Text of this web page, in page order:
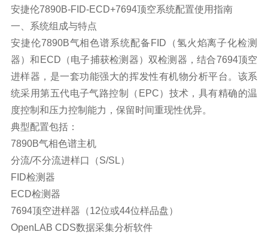
安捷伦7890B-FID-ECD+7694顶空系统配置使用指南
一、系统组成与特点
安捷伦7890B气相色谱系统配备FID（氢火焰离子化检测
器）和ECD（电子捕获检测器）双检测器，结合7694顶空
进样器，是一套功能强大的挥发性有机物分析平台。该系
统采用第五代电子气路控制（EPC）技术，具有精确的温
度控制和压力控制能力，保留时间重现性优异。
典型配置包括：
7890B气相色谱主机
分流/不分流进样口（S/SL）
FID检测器
ECD检测器
7694顶空进样器（12位或44位样品盘）
OpenLAB CDS数据采集分析软件